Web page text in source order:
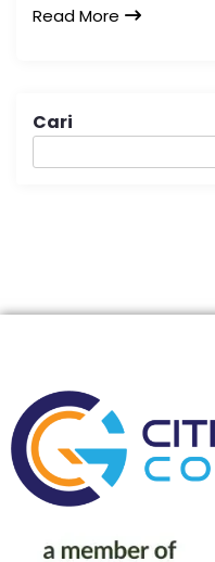
Read More
Cari